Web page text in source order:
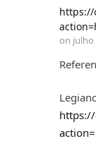
https://
on julho